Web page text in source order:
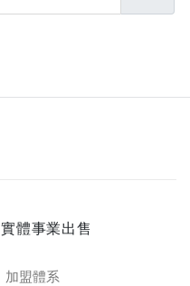
實體事業出售
加盟體系